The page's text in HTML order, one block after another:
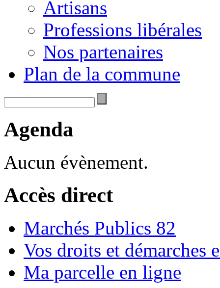
Artisans
Professions libérales
Nos partenaires
Plan de la commune
Agenda
Aucun évènement.
Accès direct
Marchés Publics 82
Vos droits et démarches
Ma parcelle en ligne